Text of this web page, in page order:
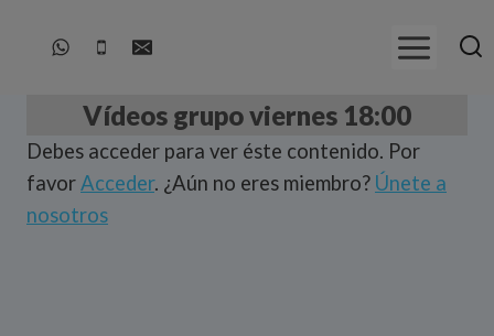
Vídeos grupo viernes 18:00
Debes acceder para ver éste contenido. Por
favorAcceder. ¿Aún no eres miembro? Únete a
nosotros